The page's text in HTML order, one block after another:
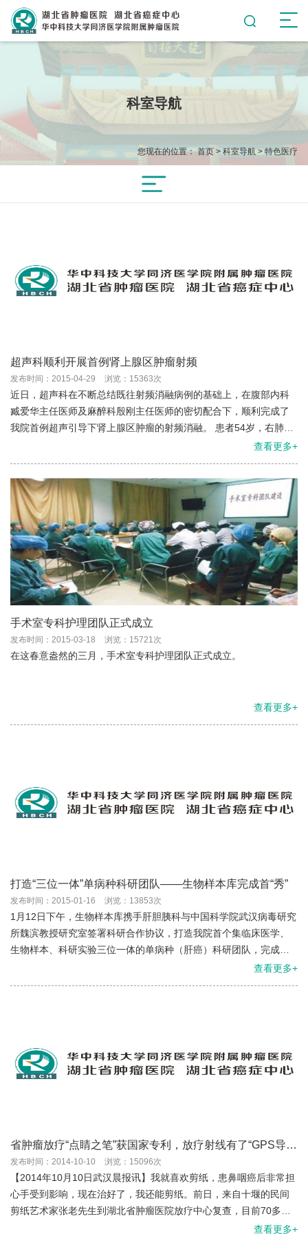
科室导航
您现在的位置： 首页 >科室导航>特色医疗
超声科顺利开展首例肾上腺区肿瘤射频
发布时间：2015-04-29 浏览：15363次
近日，超声科在不断总结既往射频消融病例的基础上，在腹部内科
臧爱华主任医师及麻醉科殷刚主任医师的密切配合下，顺利完成了
我院首例超声引导下肾上腺区肿瘤的射频消融。 患者54岁，右肺癌
右侧肾上腺转移，病灶大小为3.052.18cm，由于患者身体...查看更多+
手术室专科护理团队正式成立
发布时间：2015-03-18 浏览：15721次
在这春意盎然的三月，手术室专科护理团队正式成立。
查看更多+
打造“三位一体”单病种科研团队——生物样本库完成首“秀”
发布时间：2015-01-16 浏览：13853次
1月12日下午，生物样本库携手肝胆胰科与中国科学院武汉病毒研究
所魏滨教授研究室签署科研合作协议，打造我院首个集临床医学、
生物样本、科研实验三位一体的单病种（肝癌）科研团队，完成成
立首秀，这标志着以生物样本库为转化医学核心的科研合作交流已
查看更多+
省肿瘤放疗“点睛之笔”获国家专利，放疗射线有了“GPS导
航”
发布时间：2014-10-10 浏览：15096次
【2014年10月10日武汉晨报讯】我就喜欢剪纸，患鼻咽癌后非常担
心手受到影响，现在治好了，我还能剪纸。前日，来自十堰的民间
剪纸艺术家张老先生到湖北省肿瘤医院放疗中心复查，目前70多岁
的张老已基本治愈，老人思维清晰、依然能够剪出栩栩如生的作...
查看更多+